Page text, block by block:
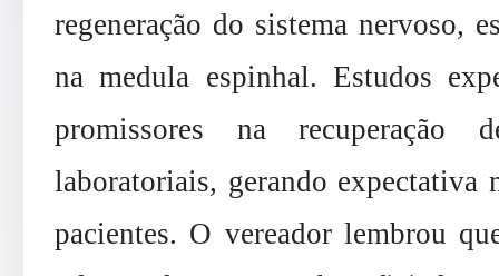
regeneração do sistema nervoso,
na medula espinhal. Estudos
promissores na recuperação
laboratoriais, gerando expectativa
pacientes. O vereador lembrou